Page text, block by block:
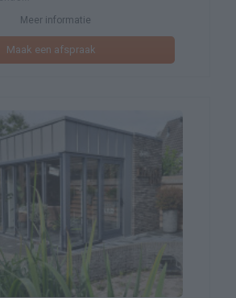
Meer informatie
Maak een afspraak